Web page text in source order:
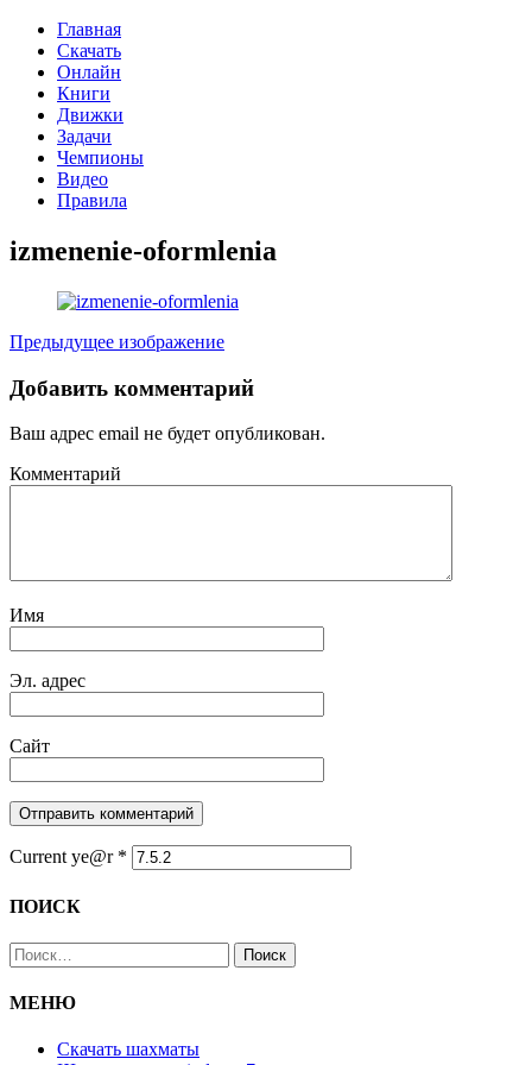
Главная
Скачать
Онлайн
Книги
Движки
Задачи
Чемпионы
Видео
Правила
izmenenie-oformlenia
Предыдущее изображение
Добавить комментарий
Ваш адрес email не будет опубликован.
Комментарий
Имя
Эл. адрес
Сайт
Current ye@r *
ПОИСК
Найти:
МЕНЮ
Скачать шахматы